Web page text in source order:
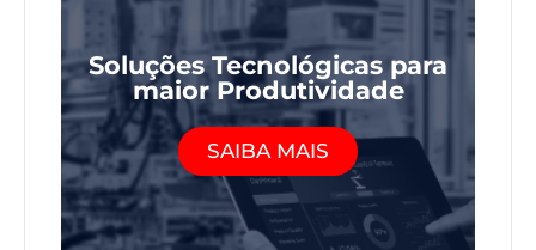
Soluções Tecnológicas para
maior Produtividade
SAIBA MAIS